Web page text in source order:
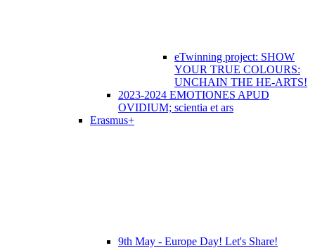
eTwinning project: SHOW
YOUR TRUE COLOURS:
UNCHAIN THE HE-ARTS!
2023-2024 EMOTIONES APUD
OVIDIUM; scientia et ars
Erasmus+
9th May - Europe Day! Let's Share!